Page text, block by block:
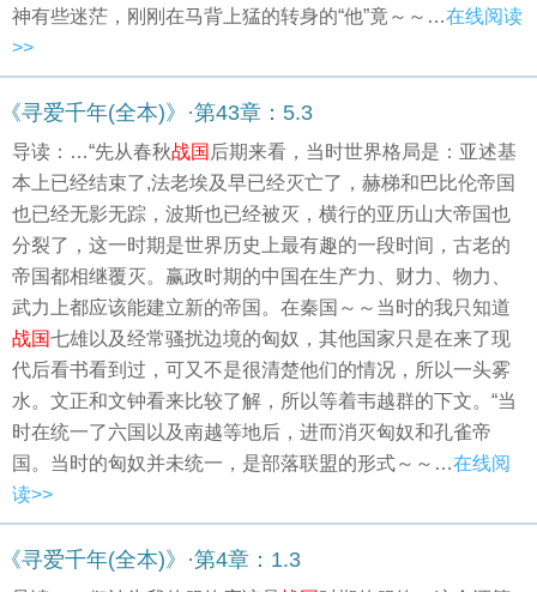
神有些迷茫，刚刚在马背上猛的转身的“他”竟～～…在线阅读
>>
《寻爱千年(全本)》·第43章：5.3
导读：…“先从春秋战国 后期来看，当时世界格局是：亚述基
本上已经结束了,法老埃及早已经灭亡了，赫梯和巴比伦帝国
也已经无影无踪，波斯也已经被灭，横行的亚历山大帝国也
分裂了，这一时期是世界历史上最有趣的一段时间，古老的
帝国都相继覆灭。赢政时期的中国在生产力、财力、物力、
武力上都应该能建立新的帝国。在秦国～～当时的我只知道
战国七雄以及经常骚扰边境的匈奴，其他国家只是在来了现
代后看书看到过，可又不是很清楚他们的情况，所以一头雾
水。文正和文钟看来比较了解，所以等着韦越群的下文。“当
时在统一了六国以及南越等地后，进而消灭匈奴和孔雀帝
国。当时的匈奴并未统一，是部落联盟的形式～～…在线阅
读>>
《寻爱千年(全本)》·第4章：1.3